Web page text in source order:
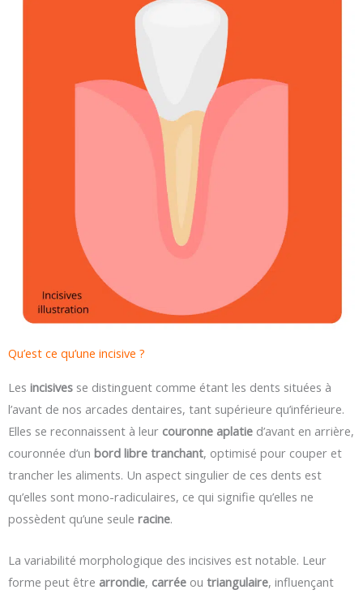
Qu’est ce qu’une incisive ?
Les incisives se distinguent comme étant les dents situées à
l’avant de nos arcades dentaires, tant supérieure qu’inférieure.
Elles se reconnaissent à leur couronne aplatie d’avant en arrière,
couronnée d’un bord libre tranchant, optimisé pour couper et
trancher les aliments. Un aspect singulier de ces dents est
qu’elles sont mono-radiculaires, ce qui signifie qu’elles ne
possèdent qu’une seule racine.
La variabilité morphologique des incisives est notable. Leur
forme peut être arrondie, carrée ou triangulaire, influençant